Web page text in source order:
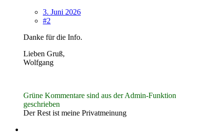
3. Juni 2026
#2
Danke für die Info.
Lieben Gruß,
Wolfgang
Grüne Kommentare sind aus der Admin-Funktion
geschrieben
Der Rest ist meine Privatmeinung